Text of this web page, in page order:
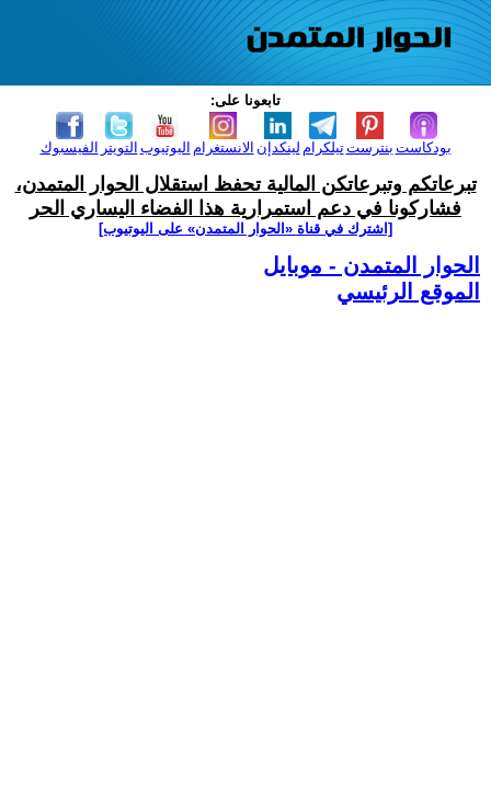
تابعونا على:
الفيسبوك التويتر اليوتيوب الانستغرام لينكدإن تيلكرامبنترست بودكاست
تبرعاتكم وتبرعاتكن المالية تحفظ استقلال الحوار المتمدن،
فشاركونا في دعم استمرارية هذا الفضاء اليساري الحر
[اشترك في قناة ‫«الحوار المتمدن» على اليوتيوب]
الحوار المتمدن - موبايل
الموقع الرئيسي